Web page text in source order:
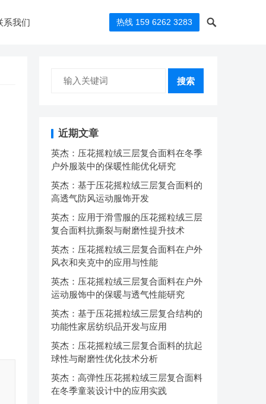
系我们 热线 159 6262 3283
搜索
近期文章
英杰：压花摇粒绒三层复合面料在冬季
户外服装中的保暖性能优化研究
英杰：基于压花摇粒绒三层复合面料的
高透气防风运动服饰开发
英杰：应用于滑雪服的压花摇粒绒三层
复合面料抗撕裂与耐磨性提升技术
英杰：压花摇粒绒三层复合面料在户外
风衣和夹克中的应用与性能
英杰：压花摇粒绒三层复合面料在户外
运动服饰中的保暖与透气性能研究
英杰：基于压花摇粒绒三层复合结构的
功能性家居纺织品开发与应用
英杰：压花摇粒绒三层复合面料的抗起
球性与耐磨性优化技术分析
英杰：高弹性压花摇粒绒三层复合面料
在冬季童装设计中的应用实践